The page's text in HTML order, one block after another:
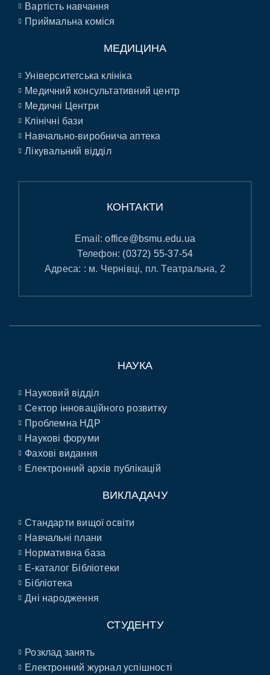
Вартість навчання
Приймальна коміся
МЕДИЦИНА
Університетська клініка
Медичний консультативний центр
Медичні Центри
Клінічні бази
Навчально-виробнича аптека
Лікувальний відділ
КОНТАКТИ
Email:office@bsmu.edu.ua
Телефон: (0372) 55-37-54
Адреса: : м. Чернівці, пл. Театральна, 2
НАУКА
Науковий відділ
Сектор інноваційного розвитку
Проблемна НДР
Наукові форуми
Фахові видання
Електронний архів публікацій
ВИКЛАДАЧУ
Стандарти вищої освіти
Навчальні плани
Нормативна база
E-каталог Бібліотеки
Бібліотека
Дні народження
СТУДЕНТУ
Розклад занять
Електронний журнал успішності